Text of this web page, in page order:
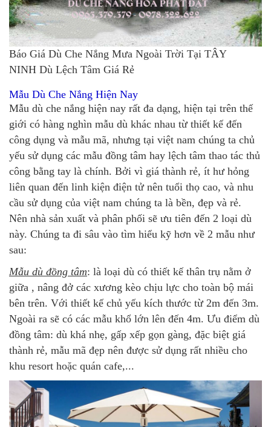
Báo Giá Dù Che Nắng Mưa Ngoài Trời Tại TÂY
NINH Dù Lệch Tâm Giá Rẻ
Mẫu Dù Che Nắng Hiện Nay
Mẫu dù che nắng hiện nay rất đa dạng, hiện tại trên thế
giới có hàng nghìn mẫu dù khác nhau từ thiết kế đến
công dụng và mẫu mã, nhưng tại việt nam chúng ta chủ
yếu sử dụng các mẫu đồng tâm hay lệch tâm thao tác thủ
công bằng tay là chính. Bởi vì giá thành rẻ, ít hư hỏng
liên quan đến linh kiện điện tử nên tuổi thọ cao, và nhu
cầu sử dụng của việt nam chúng ta là bền, đẹp và rẻ.
Nên nhà sản xuất và phân phối sẽ ưu tiên đến 2 loại dù
này. Chúng ta đi sâu vào tìm hiểu kỹ hơn về 2 mẫu như
sau:
Mẫu dù đồng tâm: là loại dù có thiết kế thân trụ nằm ở
giữa , nâng đở các xương kèo chịu lực cho toàn bộ mái
bên trên. Với thiết kế chủ yếu kích thước từ 2m đến 3m.
Ngoài ra sẽ có các mẫu khổ lớn lên đến 4m. Ưu điểm dù
đồng tâm: dù khá nhẹ, gấp xếp gọn gàng, đặc biệt giá
thành rẻ, mẫu mã đẹp nên được sử dụng rất nhiều cho
khu resort hoặc quán cafe,...